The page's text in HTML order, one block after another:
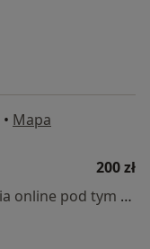
• Mapa
200 zł
Specjalista nie oferuje umawiania online pod tym adresem.